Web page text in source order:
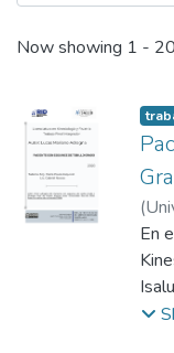
Recent
Now showing 1 -
(
En
del